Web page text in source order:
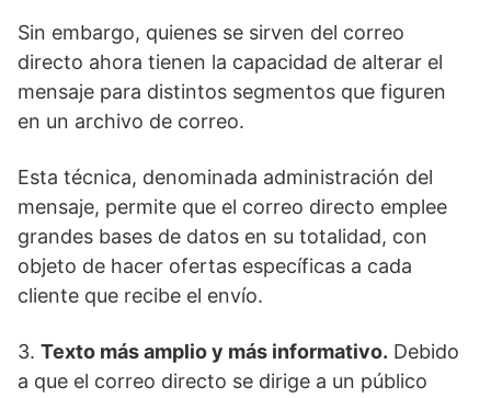
Sin embargo, quienes se sirven del correo
directo ahora tienen la capacidad de alterar el
mensaje para distintos segmentos que figuren
en un archivo de correo.
Esta técnica, denominada administración del
mensaje, permite que el correo directo emplee
grandes bases de datos en su totalidad, con
objeto de hacer ofertas específicas a cada
cliente que recibe el envío.
3. Texto más amplio y más informativo. Debido
a que el correo directo se dirige a un público